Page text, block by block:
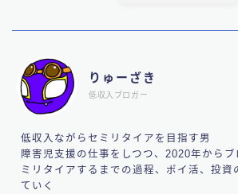
りゅーざき
低収入ブロガー
低収入ながらセミリタイアを目指す男
障害児支援の仕事をしつつ、2020年から
ミリタイアするまでの過程、ポイ活、投資
ていく